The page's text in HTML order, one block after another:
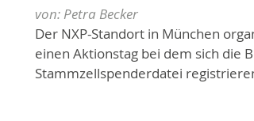
von: Petra Becker
Der NXP-Standort in München
einen Aktionstag bei dem sich die
Stammzellspenderdatei